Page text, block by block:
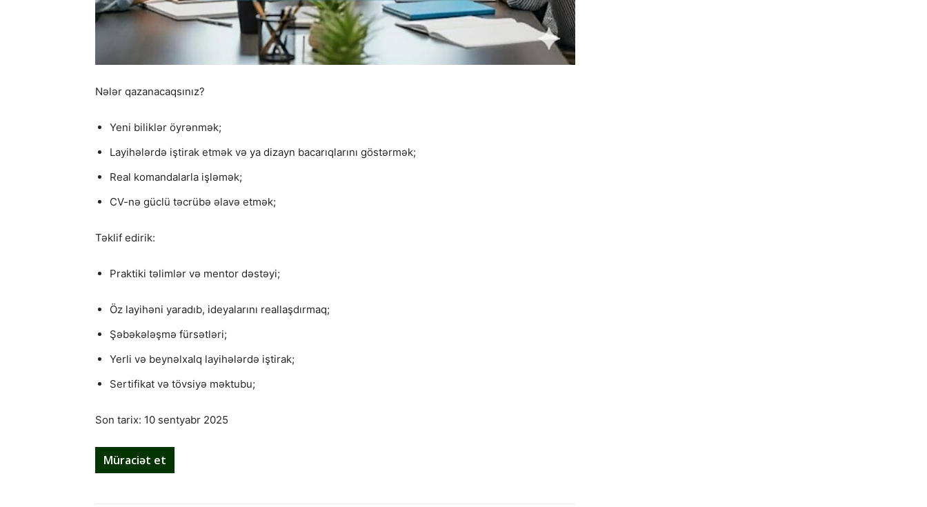
Nələr qazanacaqsınız?
Yeni biliklər öyrənmək;
Layihələrdə iştirak etmək və ya dizayn bacarıqlarını göstərmək;
Real komandalarla işləmək;
CV-nə güclü təcrübə əlavə etmək;
Təklif edirik:
Praktiki təlimlər və mentor dəstəyi;
Öz layihəni yaradıb, ideyalarını reallaşdırmaq;
Şəbəkələşmə fürsətləri;
Yerli və beynəlxalq layihələrdə iştirak;
Sertifikat və tövsiyə məktubu;
Son tarix: 10 sentyabr 2025
Müraciət et